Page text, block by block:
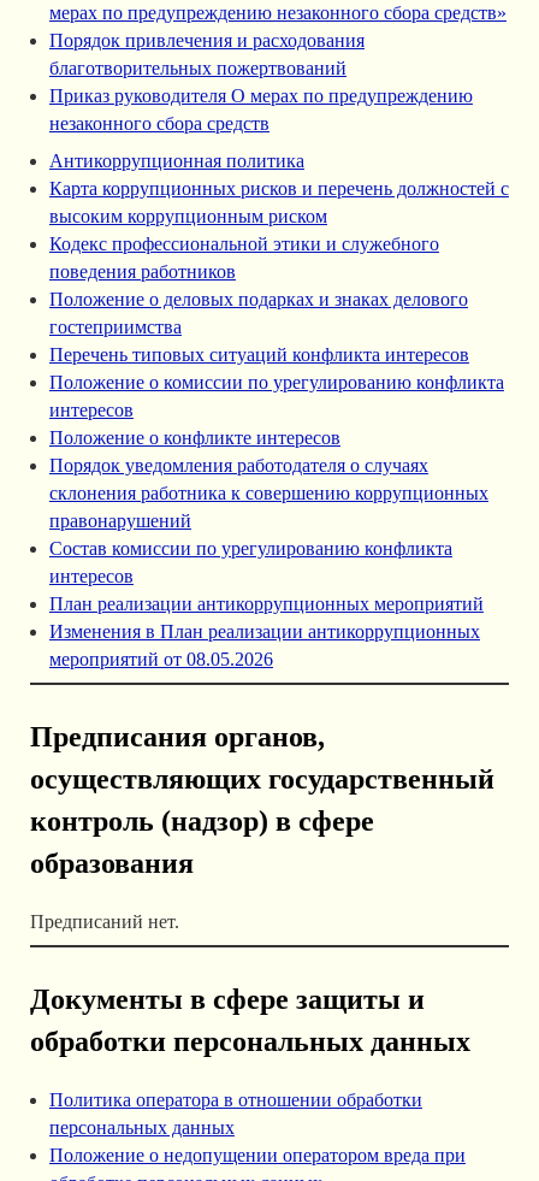
мерах по предупреждению незаконного сбора средств»
Порядок привлечения и расходования
благотворительных пожертвований
Приказ руководителя О мерах по предупреждению
незаконного сбора средств
Антикоррупционная политика
Карта коррупционных рисков и перечень должностей с
высоким коррупционным риском
Кодекс профессиональной этики и служебного
поведения работников
Положение о деловых подарках и знаках делового
гостеприимства
Перечень типовых ситуаций конфликта интересов
Положение о комиссии по урегулированию конфликта
интересов
Положение о конфликте интересов
Порядок уведомления работодателя о случаях
склонения работника к совершению коррупционных
правонарушений
Состав комиссии по урегулированию конфликта
интересов
План реализации антикоррупционных мероприятий
Изменения в План реализации антикоррупционных
мероприятий от 08.05.2026
Предписания органов,
осуществляющих государственный
контроль (надзор) в сфере
образования
Предписаний нет.
Документы в сфере защиты и
обработки персональных данных
Политика оператора в отношении обработки
персональных данных
Положение о недопущении оператором вреда при